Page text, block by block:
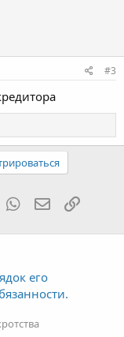
#3
WhatsApp Ссылка
его